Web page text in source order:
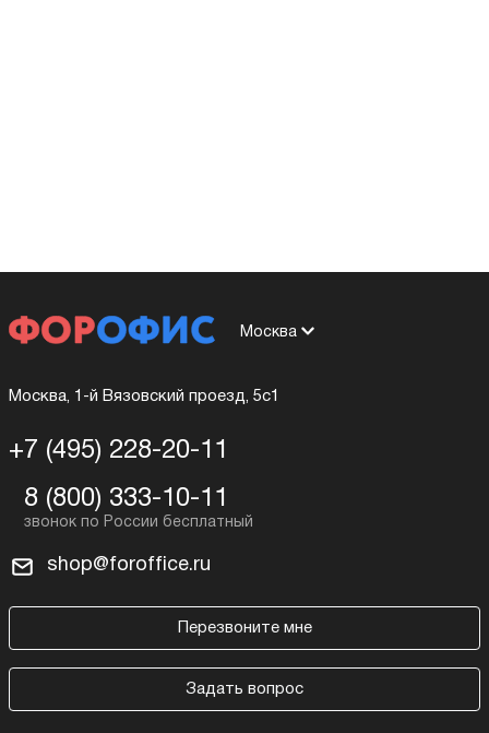
Москва
Москва, 1-й Вязовский проезд, 5с1
+7 (495) 228-20-11
8 (800) 333-10-11
shop@foroffice.ru
Перезвоните мне
Задать вопрос